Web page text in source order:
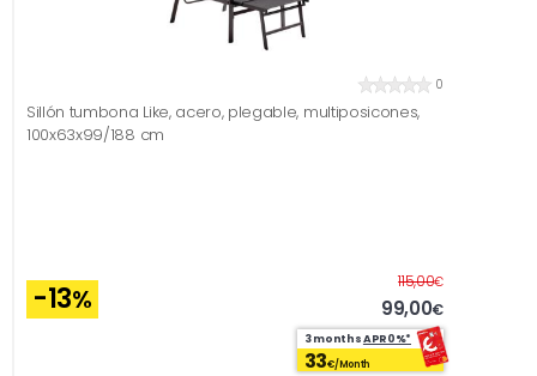
0
Sillón tumbona Like, acero, plegable, multiposicones,
100x63x99/188 cm
-13%
115,00€Before
99,00€
3 monthsAPR0%*
33€/Month